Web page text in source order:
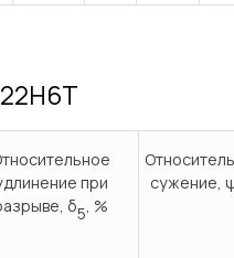
при
δ5, %
сужение,